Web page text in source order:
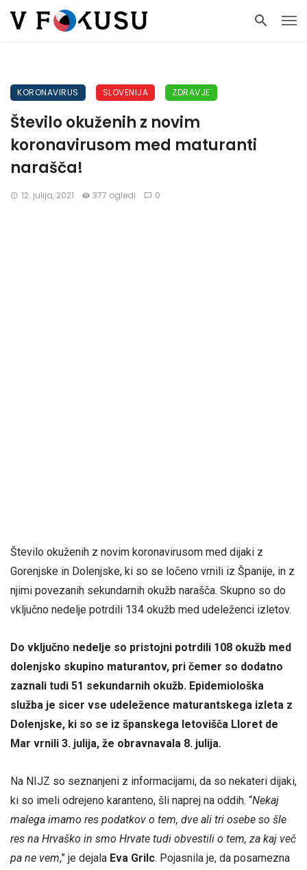
KORONAVIRUS SLOVENIJA ZDRAVJE
Število okuženih z novim
koronavirusom med maturanti
narašča!
12. julija, 2021 377 ogledi 0
Število okuženih z novim koronavirusom med dijaki z
Gorenjske in Dolenjske, ki so se ločeno vrnili iz Španije, in z
njimi povezanih sekundarnih okužb narašča. Skupno so do
vključno nedelje potrdili 134 okužb med udeleženci izletov.
Do vključno nedelje so pristojni potrdili 108 okužb med
dolenjsko skupino maturantov, pri čemer so dodatno
zaznali tudi 51 sekundarnih okužb. Epidemiološka
služba je sicer vse udeležence maturantskega izleta z
Dolenjske, ki so se iz španskega letovišča Lloret de
Mar vrnili 3. julija, že obravnavala 8. julija.
Na NIJZ so seznanjeni z informacijami, da so nekateri dijaki,
ki so imeli odrejeno karanteno, šli naprej na oddih. “Nekaj
malega imamo res podatkov o tem, dve ali tri osebe so šle
res na Hrvaško in smo Hrvate tudi obvestili o tem, za kaj več
pa ne vem,” je dejala Eva Grilc. Pojasnila je, da posamezna